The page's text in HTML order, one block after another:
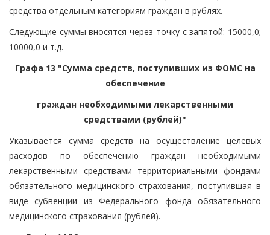
средства отдельным категориям граждан в рублях.
Следующие суммы вносятся через точку с запятой: 15000,0;
10000,0 и т.д.
Графа 13 "Сумма средств, поступивших из ФОМС на
обеспечение
граждан необходимыми лекарственными
средствами (рублей)"
Указывается сумма средств на осуществление целевых
расходов по обеспечению граждан необходимыми
лекарственными средствами территориальными фондами
обязательного медицинского страхования, поступившая в
виде субвенции из Федерального фонда обязательного
медицинского страхования (рублей).